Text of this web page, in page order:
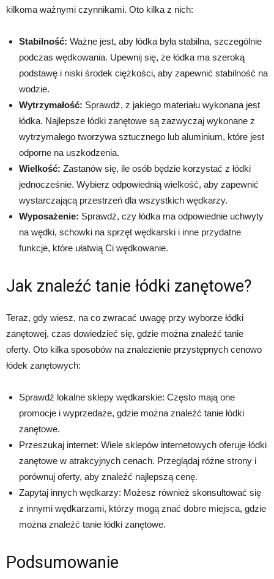
kilkoma ważnymi czynnikami. Oto kilka z nich:
Stabilność: Ważne jest, aby łódka była stabilna, szczególnie
podczas wędkowania. Upewnij się, że łódka ma szeroką
podstawę i niski środek ciężkości, aby zapewnić stabilność na
wodzie.
Wytrzymałość: Sprawdź, z jakiego materiału wykonana jest
łódka. Najlepsze łódki zanętowe są zazwyczaj wykonane z
wytrzymałego tworzywa sztucznego lub aluminium, które jest
odporne na uszkodzenia.
Wielkość: Zastanów się, ile osób będzie korzystać z łódki
jednocześnie. Wybierz odpowiednią wielkość, aby zapewnić
wystarczającą przestrzeń dla wszystkich wędkarzy.
Wyposażenie: Sprawdź, czy łódka ma odpowiednie uchwyty
na wędki, schowki na sprzęt wędkarski i inne przydatne
funkcje, które ułatwią Ci wędkowanie.
Jak znaleźć tanie łódki zanętowe?
Teraz, gdy wiesz, na co zwracać uwagę przy wyborze łódki
zanętowej, czas dowiedzieć się, gdzie można znaleźć tanie
oferty. Oto kilka sposobów na znalezienie przystępnych cenowo
łódek zanętowych:
Sprawdź lokalne sklepy wędkarskie: Często mają one
promocje i wyprzedaże, gdzie można znaleźć tanie łódki
zanętowe.
Przeszukaj internet: Wiele sklepów internetowych oferuje łódki
zanętowe w atrakcyjnych cenach. Przeglądaj różne strony i
porównuj oferty, aby znaleźć najlepszą cenę.
Zapytaj innych wędkarzy: Możesz również skonsultować się
z innymi wędkarzami, którzy mogą znać dobre miejsca, gdzie
można znaleźć tanie łódki zanętowe.
Podsumowanie